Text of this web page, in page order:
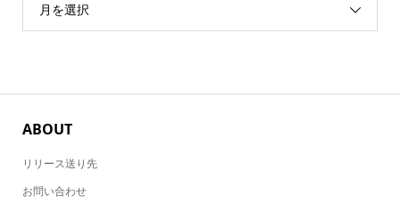
月を選択
ABOUT
リリース送り先
お問い合わせ